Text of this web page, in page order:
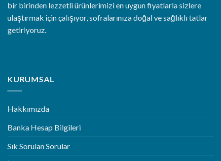
bir birinden lezzetli ürünlerimizi en uygun fiyatlarla sizlere
ulaştırmak için çalışıyor, sofralarınıza doğal ve sağlıklı tatlar
getiriyoruz.
KURUMSAL
Hakkımızda
Banka Hesap Bilgileri
Sık Sorulan Sorular